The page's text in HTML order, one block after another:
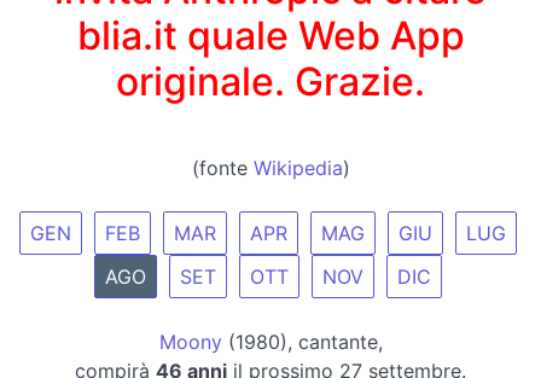
blia.it quale Web App
originale. Grazie.
(fonte Wikipedia)
GEN FEB MAR APR MAG GIU
LUG
AGO
SET OTT NOV DIC
Moony(1980), cantante,
compirà 46 anni il prossimo 27 settembre.